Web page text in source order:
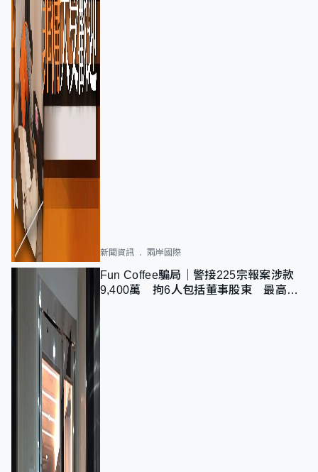
新聞資訊 兩岸國際
Fun Coffee騙局｜警接225宗報案涉款
9,400萬 拘6人包括董事股東 最高金